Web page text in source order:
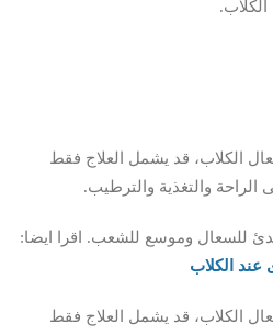
الكلاب، قد يشمل العلاج فقط
الراحة والتغذية والترطيب.
للسعال وموسع للشعب. اقرا ايضا:
عند الكلاب
الكلاب، قد يشمل العلاج فقط